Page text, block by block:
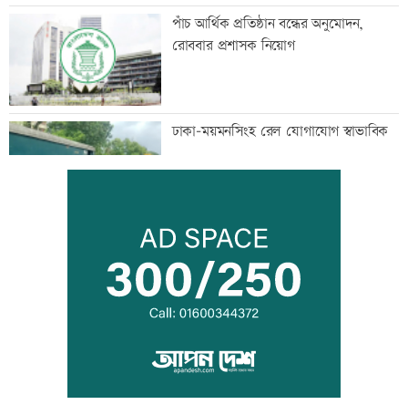
পাঁচ আর্থিক প্রতিষ্ঠান বন্ধের অনুমোদন,
রোববার প্রশাসক নিয়োগ
ঢাকা-ময়মনসিংহ রেল যোগাযোগ স্বাভাবিক
সিঙ্গাপুর থেকে এক কার্গো এলএনজি কিনবে
সরকার
মান্দায় ২৯৬ বোতলসহ দুই মাদক কারবারি
আটক